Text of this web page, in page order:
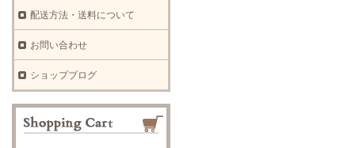
配送方法・送料について
お問い合わせ
ショップブログ